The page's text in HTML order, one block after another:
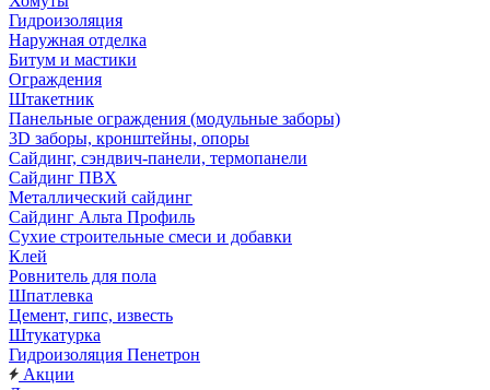
Гидроизоляция
Наружная отделка
Битум и мастики
Ограждения
Штакетник
Панельные ограждения (модульные заборы)
3D заборы, кронштейны, опоры
Cайдинг, сэндвич-панели, термопанели
Сайдинг ПВХ
Металлический сайдинг
Сайдинг Альта Профиль
Сухие строительные смеси и добавки
Клей
Ровнитель для пола
Шпатлевка
Цемент, гипс, известь
Штукатурка
Гидроизоляция Пенетрон
Акции